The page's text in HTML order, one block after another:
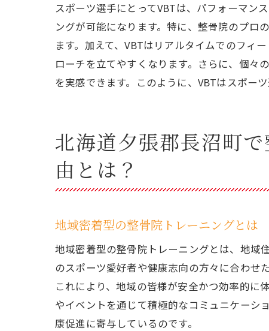
モチ
プロ
長沼町の
整骨
整骨
スポ
スポーツ選手にとってVBTは、パフォーマン
ングが可能になります。特に、整骨院のプロ
ます。加えて、VBTはリアルタイムでのフィ
ローチを立てやすくなります。さらに、個々
を実感できます。このように、VBTはスポー
北海道夕張郡長沼町
由とは？
地域密着型の整骨院トレーニングとは
地域密着型の整骨院トレーニングとは、地域
のスポーツ愛好者や健康志向の方々に合わせ
これにより、地域の皆様が安全かつ効率的に
やイベントを通じて積極的なコミュニケーシ
康促進に寄与しているのです。